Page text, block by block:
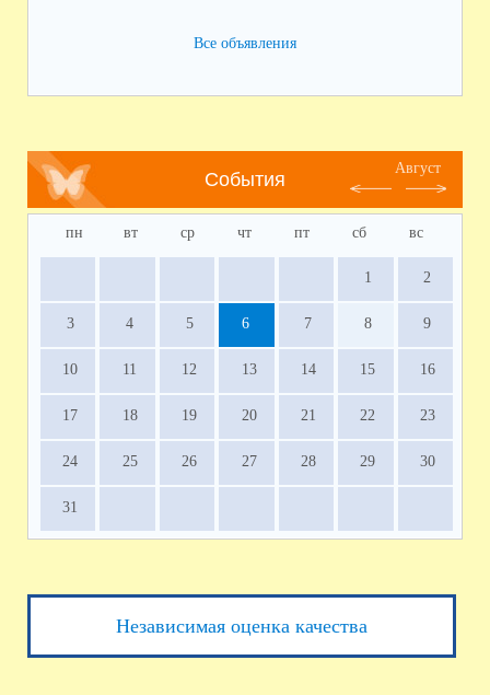
Все объявления
События
Август
пн вт ср чт пт сб вс
1 2
3 4 5 6 7 8 9
10 11 12 13 14 15 16
17 18 19 20 21 22 23
24 25 26 27 28 29 30
31
Независимая оценка качества